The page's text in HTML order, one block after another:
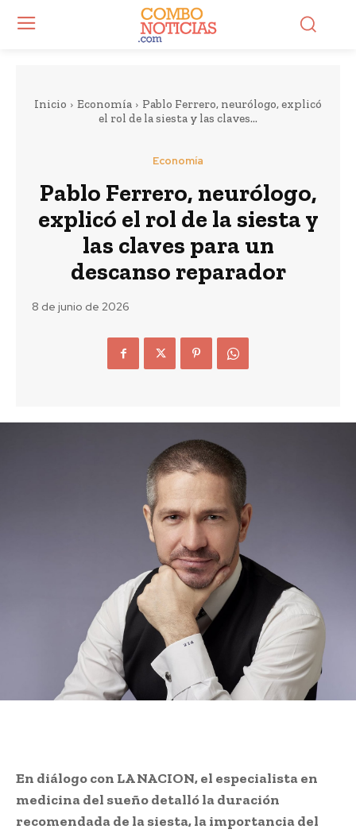
Inicio Economía
Pablo Ferrero, neurólogo, explicó
el rol de la siesta y las claves...
Economía
Pablo Ferrero, neurólogo,
explicó el rol de la siesta y
las claves para un
descanso reparador
8 de junio de 2026
En diálogo con LA NACION, el especialista en
medicina del sueño detalló la duración
recomendada de la siesta, la importancia del